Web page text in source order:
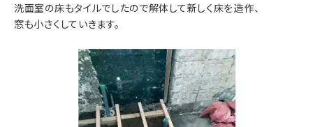
洗面室の床もタイルでしたので解体して新しく床を造作、
窓も小さくしていきます。